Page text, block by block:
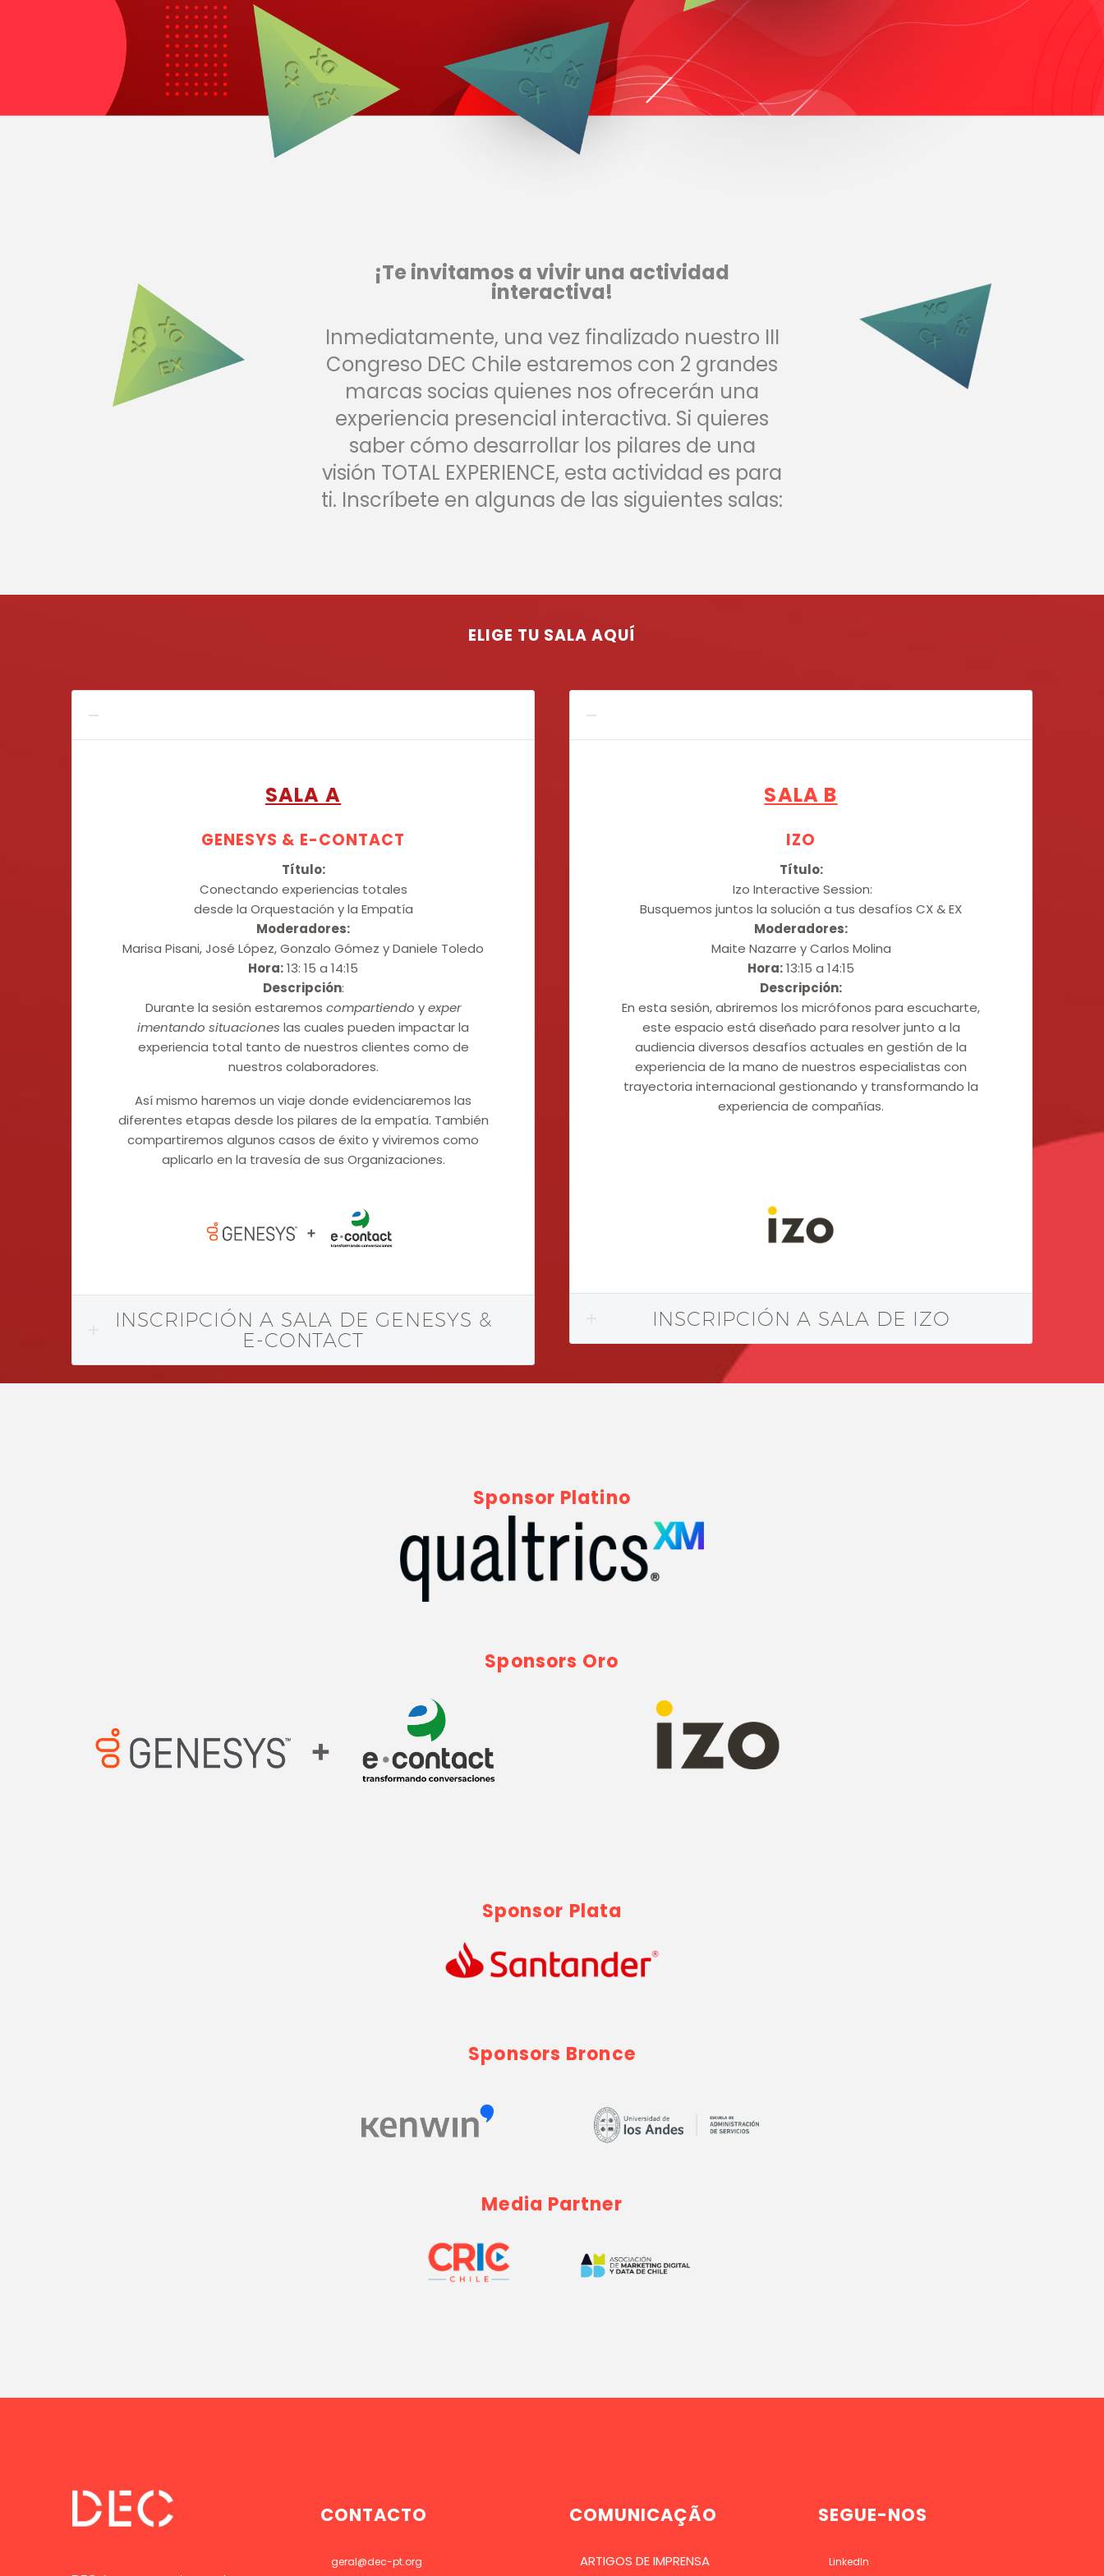
¡Te invitamos a vivir una actividad
interactiva!
Inmediatamente, una vez finalizado nuestro III
Congreso DEC Chile estaremos con 2 grandes
marcas socias quienes nos ofrecerán una
experiencia presencial interactiva. Si quieres
saber cómo desarrollar los pilares de una
visión TOTAL EXPERIENCE, esta actividad es para
ti. Inscríbete en algunas de las siguientes salas:
ELIGE TU SALA AQUÍ
SALA A
GENESYS & E-CONTACT
Título:
Conectando experiencias totales
desde la Orquestación y la Empatía
Moderadores:
Marisa Pisani, José López, Gonzalo Gómez y Daniele Toledo
Hora:13: 15 a 14:15
Descripción:
Durante la sesión estaremos compartiendo yexper
imentando situaciones las cuales pueden impactar la
experiencia total tanto de nuestros clientes como de
nuestros colaboradores.
Así mismo haremos un viaje donde evidenciaremos las
diferentes etapas desde los pilares de la empatía. También
compartiremos algunos casos de éxito y viviremos como
aplicarlo en la travesía de sus Organizaciones.
INSCRIPCIÓN A SALA DE GENESYS &
E-CONTACT
SALA B
IZO
Título:
Izo Interactive Session:
Busquemos juntos la solución a tus desafíos CX & EX
Moderadores:
Maite Nazarre y Carlos Molina
Hora:13:15 a 14:15
Descripción:
En esta sesión, abriremos los micrófonos para escucharte,
este espacio está diseñado para resolver junto a la
audiencia diversos desafíos actuales en gestión de la
experiencia de la mano de nuestros especialistas con
trayectoria internacional gestionando y transformando la
experiencia de compañías.
INSCRIPCIÓN A SALA DE IZO
Sponsor Platino
Sponsors Oro
Sponsor Plata
Sponsors Bronce
Media Partner
CONTACTO
geral@dec-pt.org
COMUNICAÇÃO
ARTIGOS DE IMPRENSA
SEGUE-NOS
LinkedIn